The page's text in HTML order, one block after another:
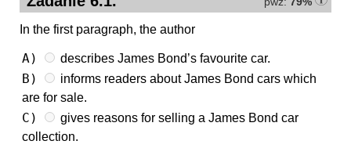
In the first paragraph, the author
A) describes James Bond’s favourite car.
B)
informs readers about James Bond cars which
are for sale.
C)
gives reasons for selling a James Bond car
collection.